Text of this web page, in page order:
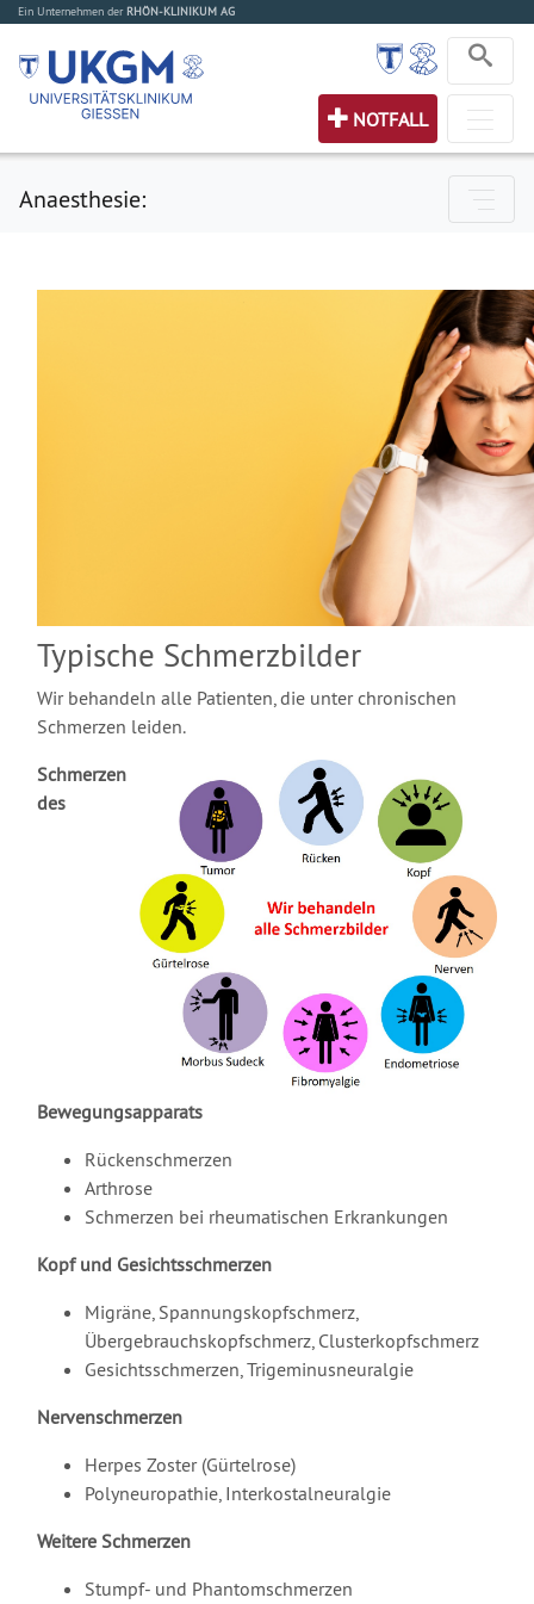
Ein Unternehmen der RHÖN-KLINIKUM AG
NOTFALL
Anaesthesie:
Typische Schmerzbilder
Wir behandeln alle Patienten, die unter chronischen
Schmerzen leiden.
Schmerzen
des
Bewegungsapparats
Rückenschmerzen
Arthrose
Schmerzen bei rheumatischen Erkrankungen
Kopf und Gesichtsschmerzen
Migräne, Spannungskopfschmerz,
Übergebrauchskopfschmerz, Clusterkopfschmerz
Gesichtsschmerzen, Trigeminusneuralgie
Nervenschmerzen
Herpes Zoster (Gürtelrose)
Polyneuropathie, Interkostalneuralgie
Weitere Schmerzen
Stumpf- und Phantomschmerzen